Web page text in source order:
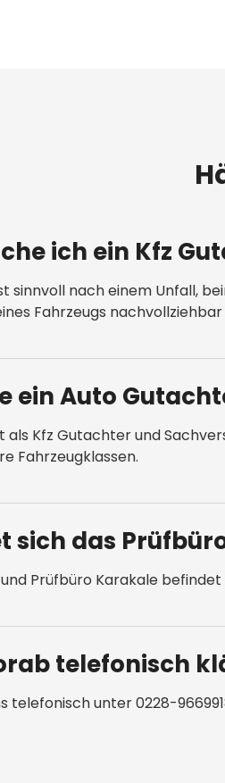
ich ein Kfz
sinnvoll nach einem Unfall,
Fahrzeugs
ein Auto
als Kfz Gutachter und
Fahrzeugklassen.
sich das
Prüfbüro Karakale befindet
telefonisch
telefonisch unter 0228-